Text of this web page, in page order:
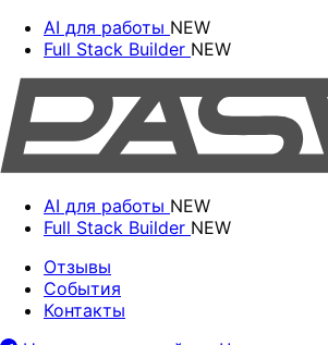
AI для работы NEW
Full Stack Builder NEW
AI для работы NEW
Full Stack Builder NEW
Отзывы
События
Контакты